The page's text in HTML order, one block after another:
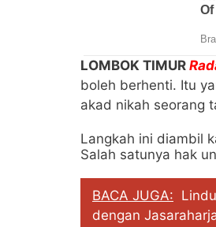
LOMBOK TIMUR
boleh berhenti. Itu
akad nikah seorang
Langkah ini diambil
Salah satunya hak
BACA JUGA:
dengan